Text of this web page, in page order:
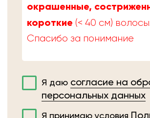
окрашенные,
короткие (< 40 см)
Спасибо за понимание
Я даю согласие на
персональных данных
Я принимаю условия